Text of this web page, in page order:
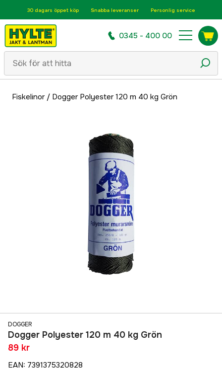
30 dagars öppet köp Snabba leveranser Personlig service
0345 - 400 00
Fiskelinor/ Dogger Polyester 120 m 40 kg Grön
DOGGER
Dogger Polyester 120 m 40 kg Grön
89 kr
EAN: 7391375320828